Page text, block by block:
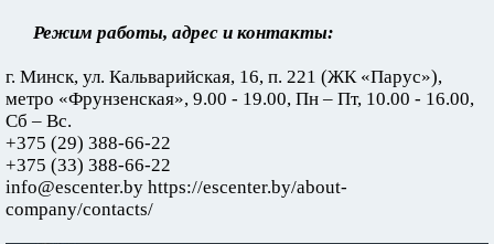
Режим работы, адрес и контакты:
г. Минск, ул. Кальварийская, 16, п. 221 (ЖК «Парус»),
метро «Фрунзенская», 9.00 - 19.00, Пн – Пт, 10.00 - 16.00,
Сб – Вс.
+375 (29) 388-66-22
+375 (33) 388-66-22
info@escenter.by https://escenter.by/about-
company/contacts/